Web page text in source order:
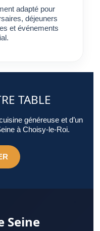
adapté pour
déjeuners
et événements
TABLE
généreuse et d’un
à Choisy-le-Roi.
Seine